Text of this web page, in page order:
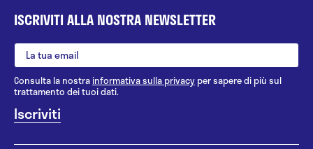
ISCRIVITI ALLA NOSTRA NEWSLETTER
Consulta la nostrainformativa sulla privacy per sapere di più sul
trattamento dei tuoi dati.